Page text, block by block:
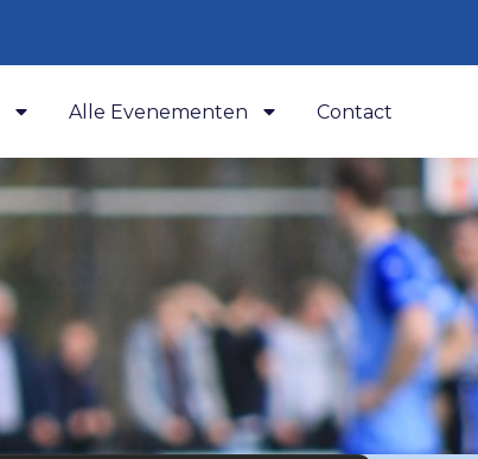
Alle Evenementen Contact